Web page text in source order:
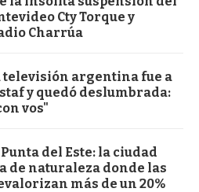
Cty Torque y
Charrúa
televisión argentina fue a
y quedó deslumbrada:
vos"
del Este: la ciudad
de naturaleza donde las
más de un 20%